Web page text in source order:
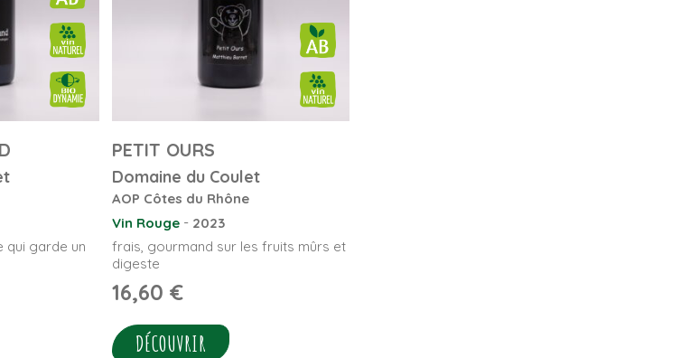
qui garde un
PETIT OURS
Domaine du Coulet
AOP Côtes du Rhône
Vin Rouge- 2023
frais, gourmand sur les fruits mûrs et
digeste
16,60 €
DÉCOUVRIR